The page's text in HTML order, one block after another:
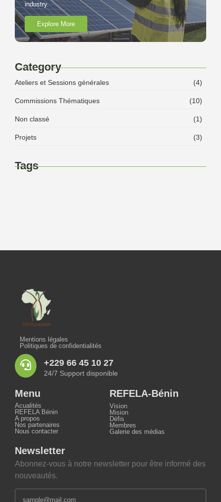
industry.
Explore More
Category
Ateliers et Sessions générales (4)
Commissions Thématiques (10)
Non classé (1)
Projets (3)
Tags
Mentions légales
Politiques de confidentialités
+229 66 45 10 27
24/7 Support disponible
Menu
Acualités
REFELA Bénin
A propos
Nos partenaires
Nous contacter
REFELA-Bénin
Vision
Mision
Défis
Membres
Galerie des médias
Newsletter
Abonnez-vous à notre newsletter pour être informé des
nouveautés.